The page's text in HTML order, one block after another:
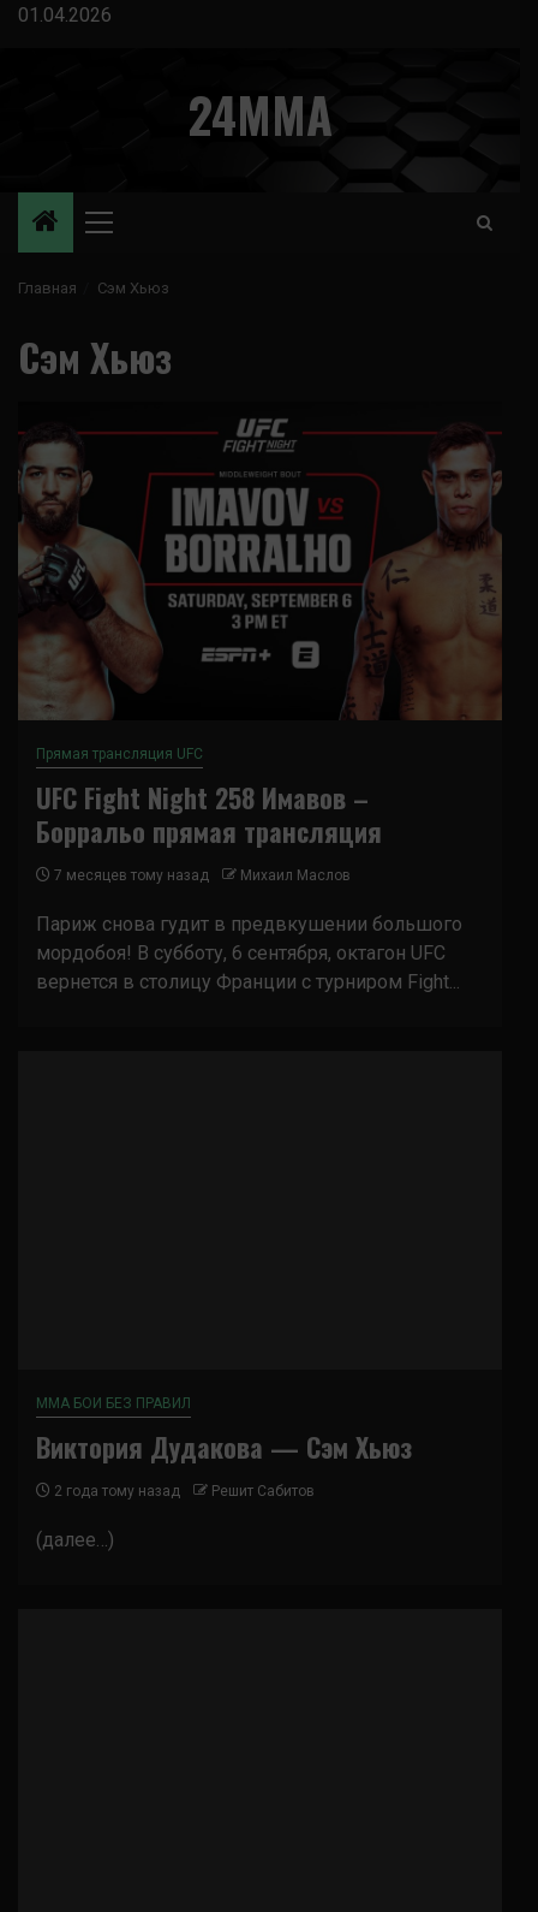
Перейти
01.04.2026
24MMA
Основное
Главная Сэм Хьюз
Сэм Хьюз
Прямая трансляция UFC
UFC Fight Night 258 Имавов –
Борральо прямая трансляция
7 месяцев тому назад Михаил Маслов
Париж снова гудит в предвкушении большого
мордобоя! В субботу, 6 сентября, октагон UFC
вернется в столицу Франции с турниром Fight...
ММА БОИ БЕЗ ПРАВИЛ
Виктория Дудакова — Сэм Хьюз
2 года тому назад Решит Сабитов
(далее…)